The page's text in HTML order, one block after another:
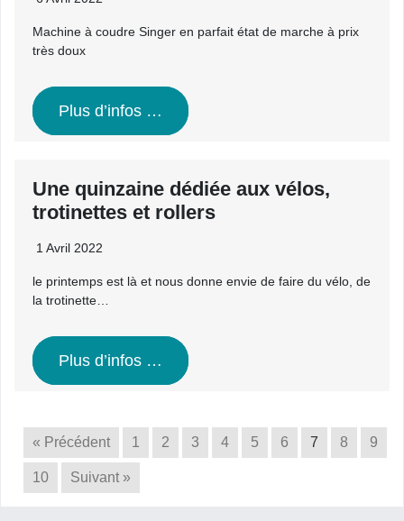
Machine à coudre Singer en parfait état de marche à prix
très doux
Plus d’infos …
Une quinzaine dédiée aux vélos,
trotinettes et rollers
1 Avril 2022
le printemps est là et nous donne envie de faire du vélo, de
la trotinette…
Plus d’infos …
« Précédent 1 2 3 4 5 6 7 8 9
10 Suivant »